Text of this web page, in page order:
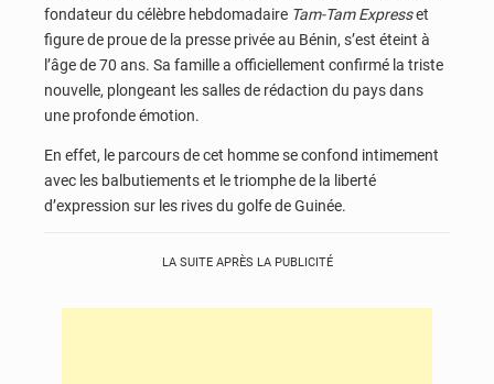
fondateur du célèbre hebdomadaire Tam-Tam Expresset
figure de proue de la presse privée au Bénin, s’est éteint à
l’âge de 70 ans. Sa famille a officiellement confirmé la triste
nouvelle, plongeant les salles de rédaction du pays dans
une profonde émotion.
En effet, le parcours de cet homme se confond intimement
avec les balbutiements et le triomphe de la liberté
d’expression sur les rives du golfe de Guinée.
LA SUITE APRÈS LA PUBLICITÉ